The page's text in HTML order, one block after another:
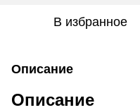
В избранное
Описание
Описание